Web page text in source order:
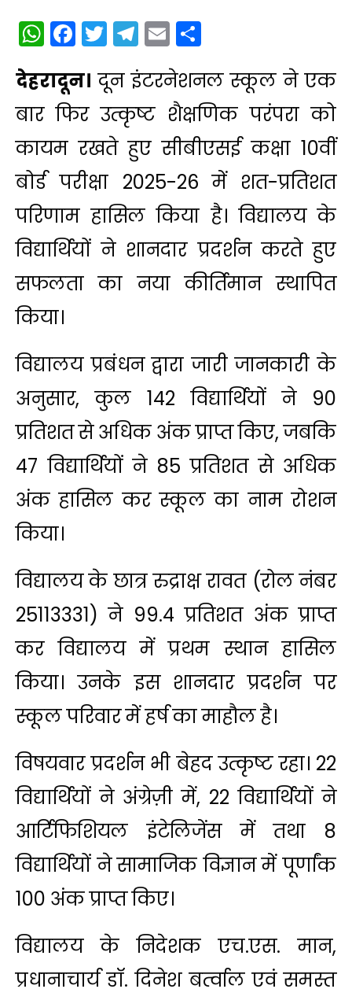
WhatsApp
Facebook
Twitter
Telegram
Email
देहरादून। दून इंटरनेशनल स्कूल ने एक
बार फिर उत्कृष्ट शैक्षणिक परंपरा को
कायम रखते हुए सीबीएसई कक्षा 10वीं
बोर्ड परीक्षा 2025-26 में शत-प्रतिशत
परिणाम हासिल किया है। विद्यालय के
विद्यार्थियों ने शानदार प्रदर्शन करते हुए
सफलता का नया कीर्तिमान स्थापित
किया।
विद्यालय प्रबंधन द्वारा जारी जानकारी के
अनुसार, कुल 142 विद्यार्थियों ने 90
प्रतिशत से अधिक अंक प्राप्त किए, जबकि
47 विद्यार्थियों ने 85 प्रतिशत से अधिक
अंक हासिल कर स्कूल का नाम रोशन
किया।
विद्यालय के छात्र रुद्राक्ष रावत (रोल नंबर
25113331) ने 99.4 प्रतिशत अंक प्राप्त
कर विद्यालय में प्रथम स्थान हासिल
किया। उनके इस शानदार प्रदर्शन पर
स्कूल परिवार में हर्ष का माहौल है।
विषयवार प्रदर्शन भी बेहद उत्कृष्ट रहा। 22
विद्यार्थियों ने अंग्रेज़ी में, 22 विद्यार्थियों ने
आर्टिफिशियल इंटेलिजेंस में तथा 8
विद्यार्थियों ने सामाजिक विज्ञान में पूर्णांक
100 अंक प्राप्त किए।
विद्यालय के निदेशक एच.एस. मान,
प्रधानाचार्य डॉ. दिनेश बर्त्वाल एवं समस्त